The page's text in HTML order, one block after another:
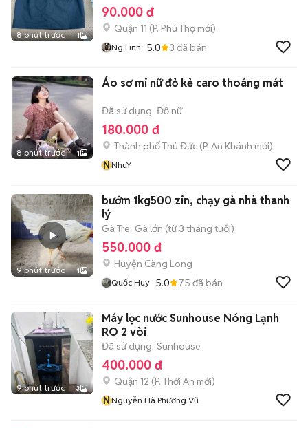
8 phút trước 1
90.000 đ
Quận 11 (P. Phú Thọ mới)
Ng Linh 5.0 3 đã bán
8 phút trước 1
Áo sơ mi nữ đỏ kẻ caro thoáng mát
Đã sử dụng Đồ nữ
180.000 đ
Thành phố Thủ Đức (P. An Khánh mới)
NNhuY
9 phút trước 1
bướm 1kg500 zin, chạy gà nhà thanh
lý
Gà Tre Gà lớn (từ 3 tháng tuổi)
550.000 đ
Huyện Càng Long
Quốc Huy 5.0 75 đã bán
9 phút trước 3
Máy lọc nước Sunhouse Nóng Lạnh
RO 2 vòi
Đã sử dụng Sunhouse
400.000 đ
Quận 12 (P. Thới An mới)
NNguyễn Hà Phương Vũ